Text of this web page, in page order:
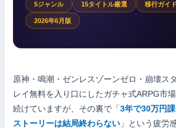
5ジャンル 15タイトル厳選 移行ガイ
2026年6月版
原神・鳴潮・ゼンレスゾーンゼロ・崩壊ス
レイ無料を入り口にしたガチャ式ARPG市
続けていますが、その裏で「3年で30万円
ストーリーは結局終わらない 」という疲労